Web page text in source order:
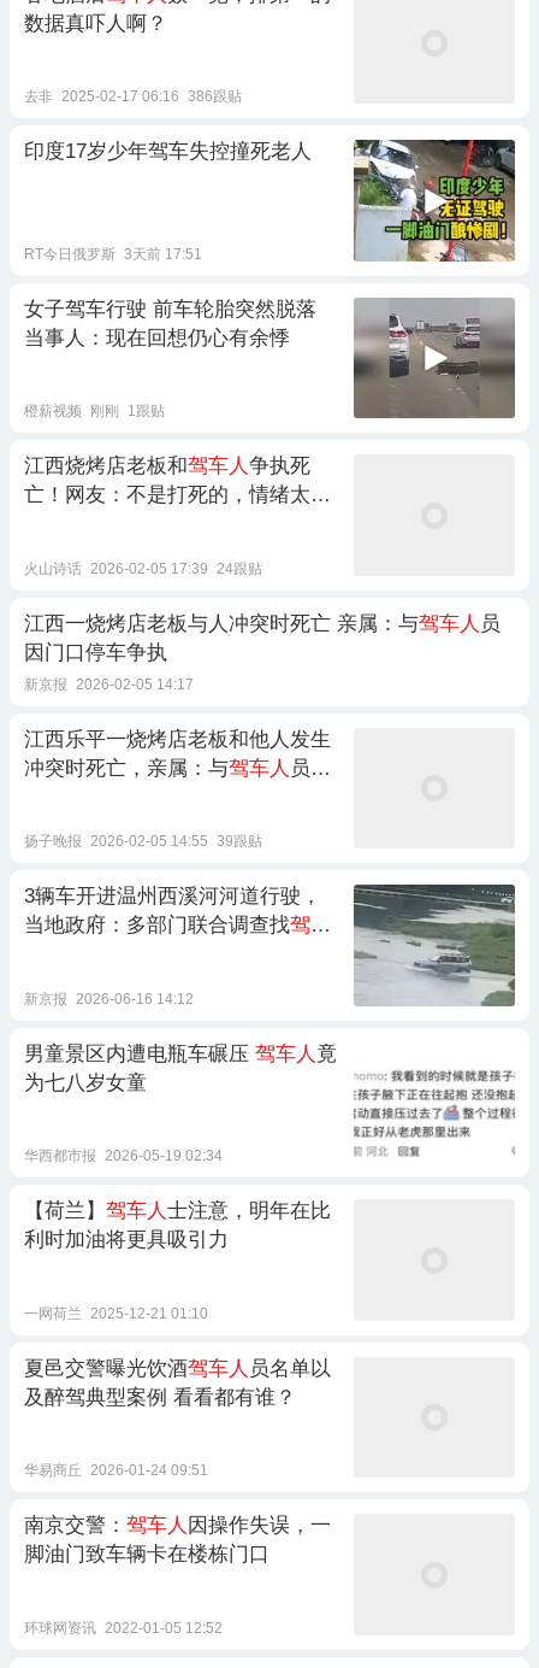
数据真吓人啊？
去非 2025-02-17 06:16 386跟贴
印度17岁少年驾车失控撞死老人
RT今日俄罗斯 3天前 17:51
女子驾车行驶 前车轮胎突然脱落
当事人：现在回想仍心有余悸
橙薪视频 刚刚 1跟贴
江西烧烤店老板和驾车人争执死
亡！网友：不是打死的，情绪太激
火山诗话 2026-02-05 17:39 24跟贴
江西一烧烤店老板与人冲突时死亡 亲属：与驾车人 员
因门口停车争执
新京报 2026-02-05 14:17
江西乐平一烧烤店老板和他人发生
冲突时死亡，亲属：与驾车人 员因
扬子晚报 2026-02-05 14:55 39跟贴
3辆车开进温州西溪河河道行驶，
当地政府：多部门联合调查找驾车
新京报 2026-06-16 14:12
男童景区内遭电瓶车碾压 驾车人 竟
为七八岁女童
华西都市报 2026-05-19 02:34
【荷兰】 驾车人士注意，明年在比
利时加油将更具吸引力
一网荷兰 2025-12-21 01:10
夏邑交警曝光饮酒驾车人 员名单以
及醉驾典型案例 看看都有谁？
华易商丘 2026-01-24 09:51
南京交警： 驾车人 因操作失误，一
脚油门致车辆卡在楼栋门口
环球网资讯 2022-01-05 12:52